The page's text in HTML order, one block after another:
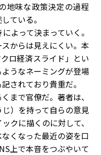
地味な政策決定の過程
ている。
よって決まっていく。
からは見えにくい。本
ロ経済スライド」とい
うなネーミングが登場
されており貴重だ。
まで官僚だ。著者は、
）を持って自らの意見
クに描くのに対して、
くなった最近の姿を口
上で本音をつぶやいて